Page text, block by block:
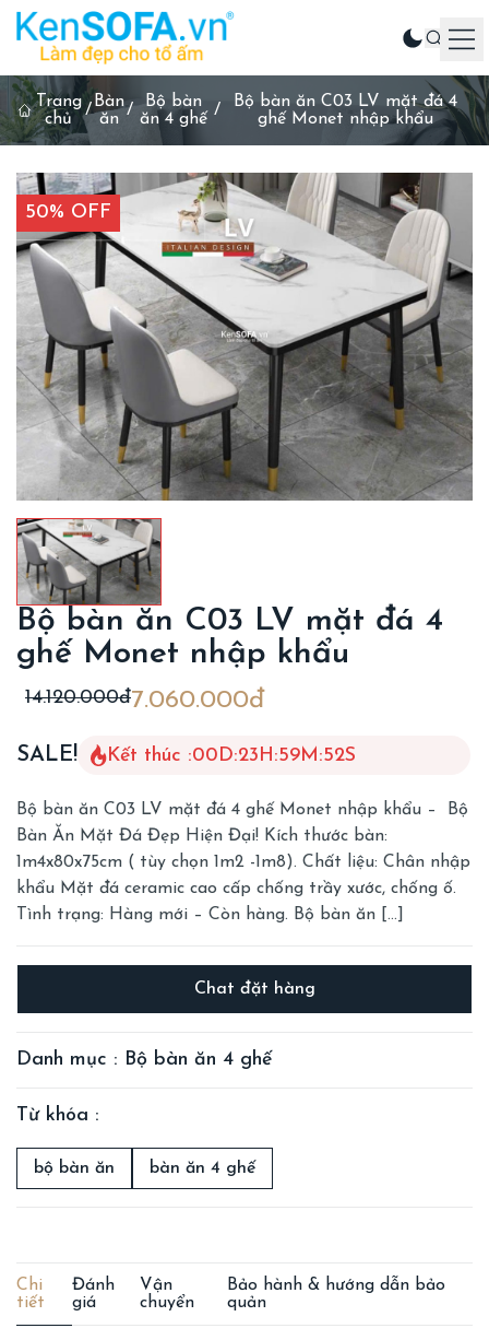
Sản phẩm
Ghế sofa
Phòng khách
Phòng ăn
Phòng ngủ
Sản phẩm khác
Liên hệ
Trang
chủ
/ Bàn
ăn /
Bộ bàn
ăn 4 ghế /
Bộ bàn ăn C03 LV mặt đá 4
ghế Monet nhập khẩu
50% OFF
Bộ bàn ăn C03 LV mặt đá 4
ghế Monet nhập khẩu
14.120.000đ7.060.000đ
SALE! Kết thúc :00D:23H:59M:50S
Bộ bàn ăn C03 LV mặt đá 4 ghế Monet nhập khẩu – Bộ
Bàn Ăn Mặt Đá Đẹp Hiện Đại! Kích thước bàn:
1m4x80x75cm ( tùy chọn 1m2 -1m8). Chất liệu: Chân nhập
khẩu Mặt đá ceramic cao cấp chống trầy xước, chống ố.
Tình trạng: Hàng mới – Còn hàng. Bộ bàn ăn […]
Danh mục : Bộ bàn ăn 4 ghế
Từ khóa :
bộ bàn ăn bàn ăn 4 ghế
Chi
tiết
Đánh
giá
Vận
chuyển
Bảo hành & hướng dẫn bảo
quản